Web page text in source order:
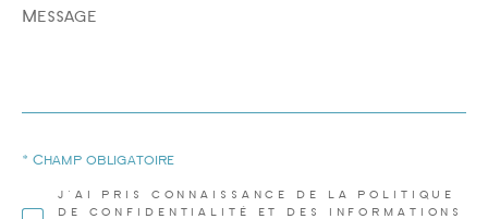
Message
J'AI PRIS CONNAISSANCE DE LA POLITIQUE
DE CONFIDENTIALITÉ ET DES INFORMATIONS
* Champ obligatoire